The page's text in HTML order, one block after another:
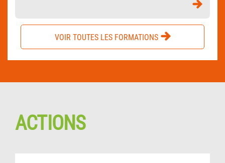
VOIR TOUTES LES FORMATIONS
ACTIONS